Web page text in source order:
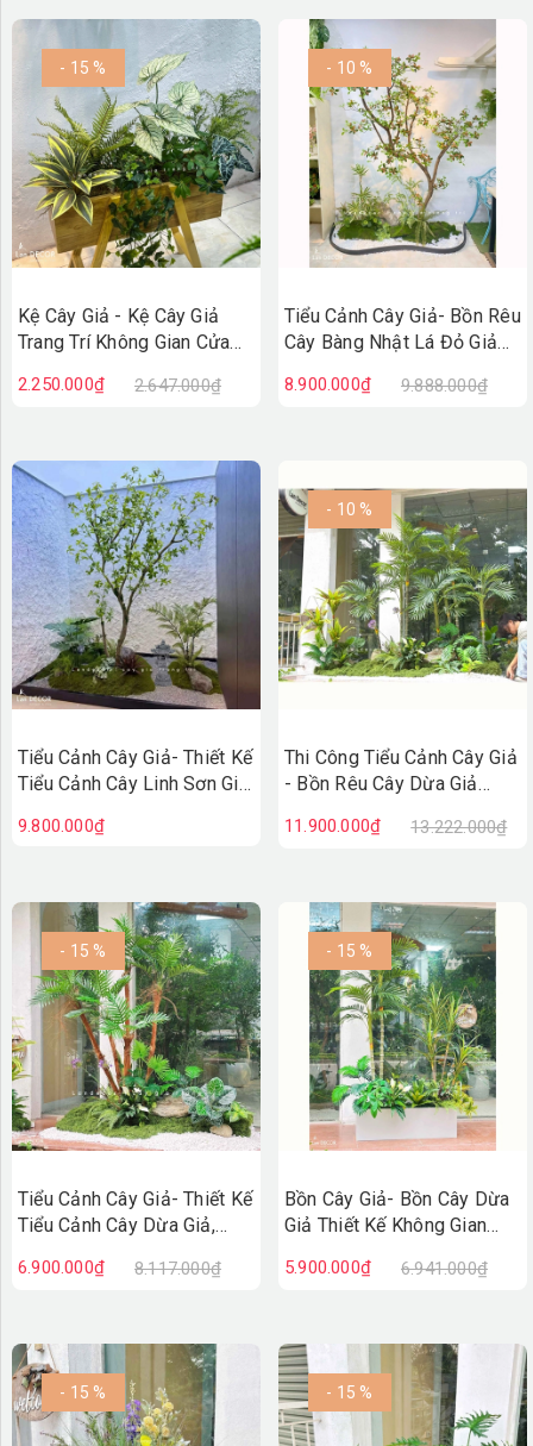
- 15 %
Kệ Cây Giả - Kệ Cây Giả
Trang Trí Không Gian Cửa
(100X50X110cm)- BC275
2.250.000₫ 2.647.000₫
- 10 %
Tiểu Cảnh Cây Giả- Bồn Rêu
Cây Bàng Nhật Lá Đỏ Giả
(90X200X220cm)- RC147
8.900.000₫ 9.888.000₫
Tiểu Cảnh Cây Giả- Thiết Kế
Tiểu Cảnh Cây Linh Sơn Giả
Xanh - RC143
9.800.000₫
- 10 %
Thi Công Tiểu Cảnh Cây Giả
- Bồn Rêu Cây Dừa Giả
Cafe
11.900.000₫ 13.222.000₫
- 15 %
Tiểu Cảnh Cây Giả- Thiết Kế
Tiểu Cảnh Cây Dừa Giả,
Xanh (160X140X190cm)-
6.900.000₫ 8.117.000₫
- 15 %
Bồn Cây Giả- Bồn Cây Dừa
Giả Thiết Kế Không Gian
(150X80X200cm)- BC255
5.900.000₫ 6.941.000₫
- 15 % - 15 %